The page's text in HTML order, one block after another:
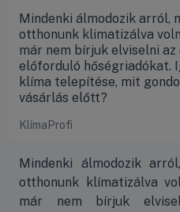
Mindenki álmodozik arról,
otthonunk klimatizálva
már nem bírjuk elviselni
előforduló hőségriadókat.
klíma telepítése, mit
vásárlás előtt?
KlímaProfi
Mindenki álmodozik
otthonunk klímatizálva
már nem bírjuk